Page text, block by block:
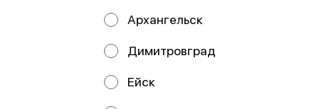
Фасоль стручковая
капуста 500 гр
Архангельск
Димитровград
Ейск